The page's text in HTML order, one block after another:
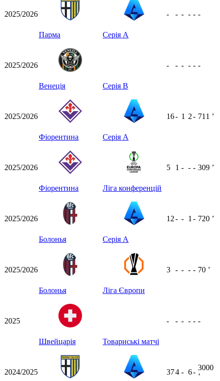
2025/2026
Парма Серія А
- - - - - -
2025/2026
Венеція Серія B
- - - - - -
2025/2026
Фіорентина Серія А
16- 1 2- 711 ʼ
2025/2026
Фіорентина Ліга конференцій
5 1 - - - 309 ʼ
2025/2026
Болонья Серія А
12- - 1 - 720 ʼ
2025/2026
Болонья Ліга Європи
3 - - - - 70 ʼ
2025
Швейцарія Товариські матчі
- - - - - -
2024/2025 374 - 6-
3000
ʼ